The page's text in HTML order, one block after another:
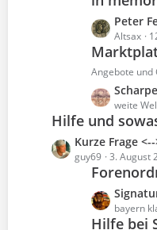
r
ä
g
e
i
t
r
ä
g
e
z
t
e
B
e
i
r
ä
g
e
L
e
t
z
e
B
i
t
r
ä
g
Peter
Altsax
Angebote und
L
e
t
z
t
e
e
i
weite
Hilfe und
L
e
Kurze Frage
guy69 3. August
L
e
t
bayern
Hilfe bei